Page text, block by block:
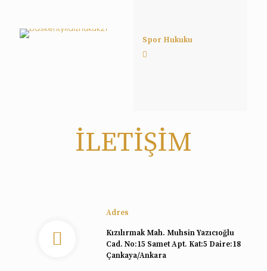
Spor Hukuku
İLETİŞİM
Adres
Kızılırmak Mah. Muhsin Yazıcıoğlu
Cad. No:15 Samet Apt. Kat:5 Daire:18
Çankaya/Ankara